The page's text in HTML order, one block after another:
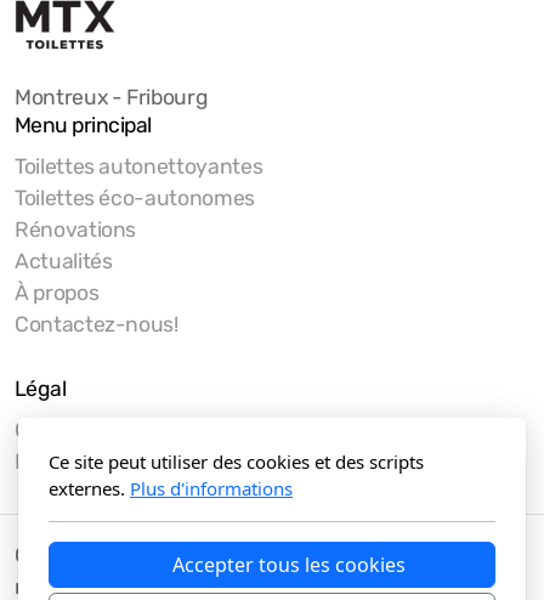
Montreux - Fribourg
Menu principal
Toilettes autonettoyantes
Toilettes éco-autonomes
Rénovations
Actualités
À propos
Contactez-nous!
Légal
Conditions d'utilisation
Politique de confidentialité
Copyright © 2016-2024 MTX Sàrl, tous droits
réservés
Ce site peut utiliser des cookies et des scripts
externes. Plus d'informations
Accepter tous les cookies